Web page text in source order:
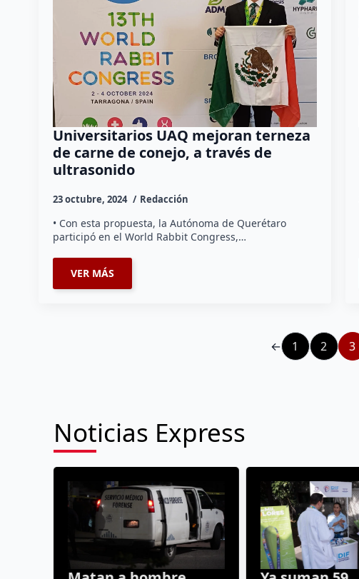
Universitarios UAQ mejoran terneza
de carne de conejo, a través de
ultrasonido
23 octubre, 2024 Redacción
• Con esta propuesta, la Autónoma de Querétaro
participó en el World Rabbit Congress,…
VER MÁS
← 1 2 3
Noticias Express